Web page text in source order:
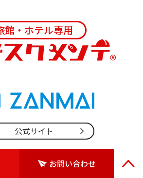
館・ホテル専用
公式サイト
/ ホームページ企画・制作・運用サ
お問い合わせ